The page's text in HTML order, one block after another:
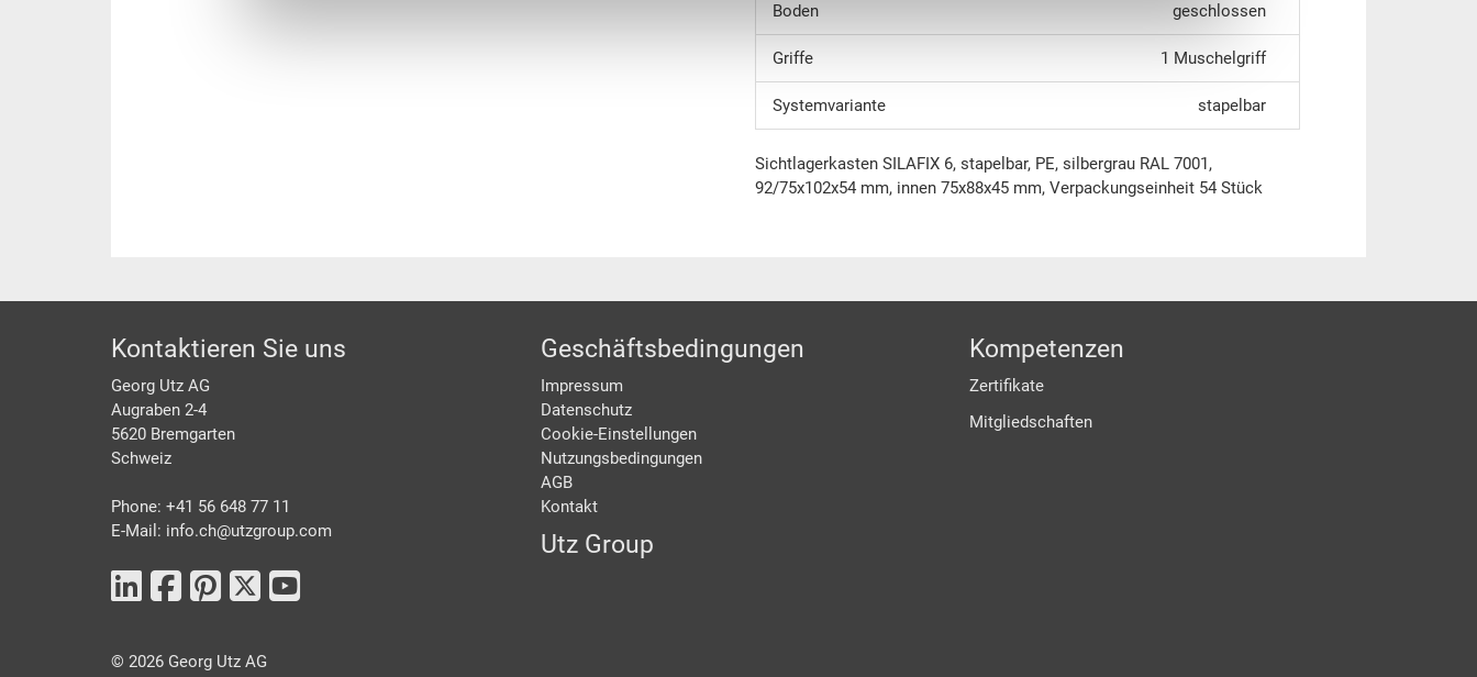
Boden geschlossen
Griffe 1 Muschelgriff
Systemvariante stapelbar
Sichtlagerkasten SILAFIX 6, stapelbar, PE, silbergrau RAL 7001,
92/75x102x54 mm, innen 75x88x45 mm, Verpackungseinheit 54 Stück
Footer
Kontaktieren Sie uns
Georg Utz AG
Augraben 2-4
5620 Bremgarten
Schweiz
Phone: +41 56 648 77 11
E-Mail: info.ch@utzgroup.com
Geschäftsbedingungen
Impressum
Datenschutz
Cookie-Einstellungen
Nutzungsbedingungen
AGB
Kontakt
Utz Group
Kompetenzen
Zertifikate
Mitgliedschaften
© 2026Georg Utz AG